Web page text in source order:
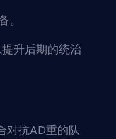
。
升后期的统治
对抗AD重的队